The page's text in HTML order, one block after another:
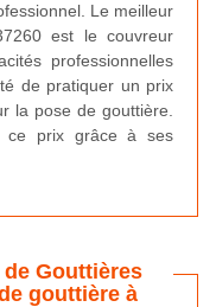
Le meilleur
est le couvreur
professionnelles
de pratiquer un prix
la pose de gouttière.
ce prix grâce à ses
Gouttières
gouttière à